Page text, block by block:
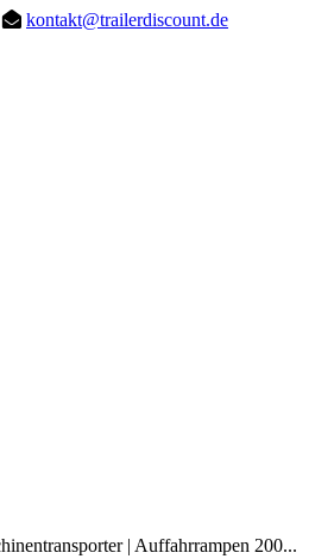
kontakt@trailerdiscount.de
| Auffahrrampen 200...